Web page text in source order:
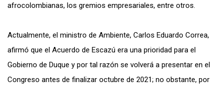
afrocolombianas, los gremios empresariales, entre otros.
Actualmente, el ministro de Ambiente, Carlos Eduardo Correa,
afirmó que el Acuerdo de Escazú era una prioridad para el
Gobierno de Duque y por tal razón se volverá a presentar en el
Congreso antes de finalizar octubre de 2021; no obstante, por